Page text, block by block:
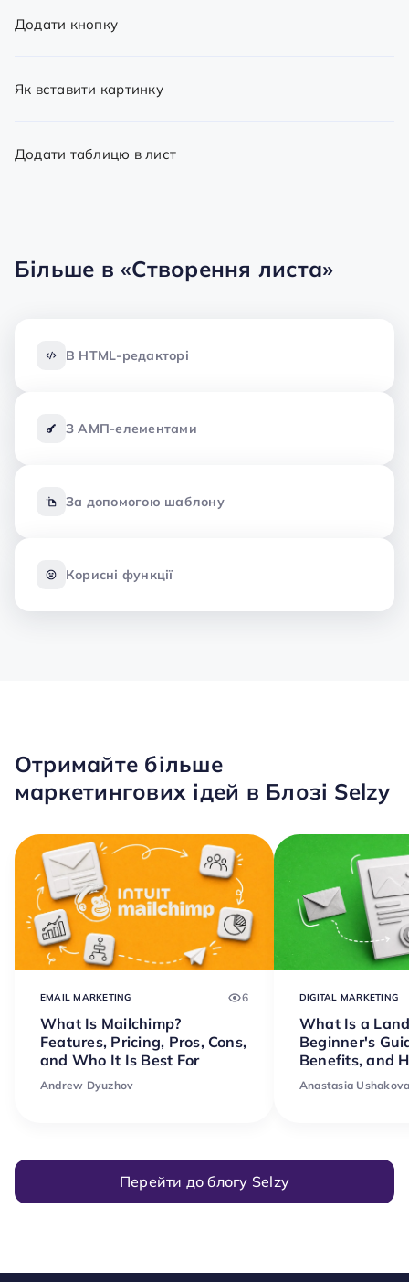
Додати кнопку
Як вставити картинку
Додати таблицю в лист
Більше в«Створення листа»
В HTML-редакторі
З АМП-елементами
За допомогою шаблону
Корисні функції
Отримайте більше
маркетингових ідей в Блозі Selzy
EMAIL MARKETING 6
What Is Mailchimp?
Features, Pricing, Pros, Cons,
and Who It Is Best For
Andrew Dyuzhov
DIGITAL MARKETING
What Is a
Beginner's
Benefits, and
Anastasia
Перейти до блогу Selzy